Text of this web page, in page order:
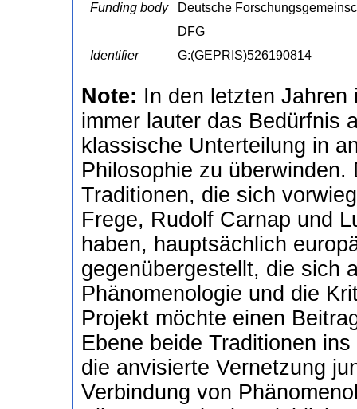
Funding body
Deutsche
DFG
Identifier
G:(GEPRIS)526190814
Note: In den letzten
immer lauter das Bedürfnis
klassische Unterteilung in
Philosophie zu
Traditionen, die sich
Frege, Rudolf Carnap und
haben, hauptsächlich
gegenübergestellt, die sich
Phänomenologie und die
Projekt möchte einen
Ebene beide Traditionen
die anvisierte Vernetzung
Verbindung von